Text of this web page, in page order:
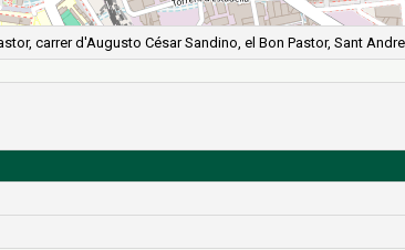
carrer d'Augusto César Sandino, el Bon Pastor, Sant